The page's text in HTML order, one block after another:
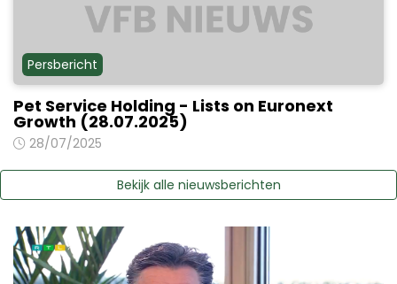
Persbericht
Pet Service Holding - Lists on Euronext
Growth (28.07.2025)
28/07/2025
Bekijk alle nieuwsberichten